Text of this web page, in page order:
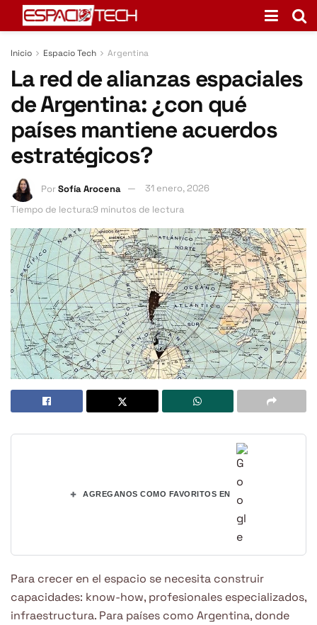
Inicio Espacio Tech Argentina
La red de alianzas espaciales
de Argentina: ¿con qué
países mantiene acuerdos
estratégicos?
PorSofía Arocena
31 enero, 2026
Tiempo de lectura:9 minutos de lectura
+ AGREGANOS COMO FAVORITOS EN
Para crecer en el espacio se necesita construir
capacidades: know-how, profesionales especializados,
infraestructura. Para países como Argentina, donde